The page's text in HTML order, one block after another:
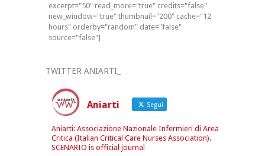
excerpt="50" read_more="true" credits="false"
new_window="true" thumbnail="200" cache="12
hours" orderby="random" date="false"
source="false"]
TWITTER ANIARTI_
Aniarti Segui
Aniarti: Associazione Nazionale Infermieri di Area
Critica (Italian Critical Care Nurses Association).
SCENARIO is official journal